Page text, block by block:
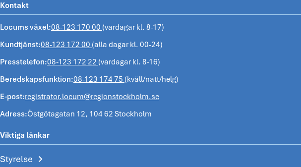
Kontakt
Locums växel:08-123 170 00 (vardagar kl. 8-17)
Kundtjänst:08-123 172 00 (alla dagar kl. 00-24)
Presstelefon:08-123 172 22 (vardagar kl. 8-16)
Beredskapsfunktion:08-123 174 75 (kväll/natt/helg)
E-post:registrator.locum@regionstockholm.se
Adress:Östgötagatan 12, 104 62 Stockholm
Viktiga länkar
Styrelse chevron_right